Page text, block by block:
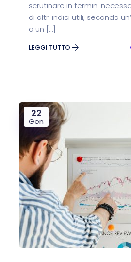
scrutinare in termini
di altri indici utili, secondo
a un […]
LEGGI TUTTO
22
Gen